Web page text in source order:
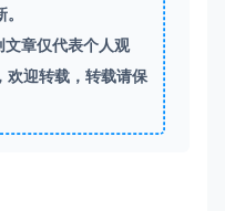
章仅代表个人观
欢迎转载，转载请保